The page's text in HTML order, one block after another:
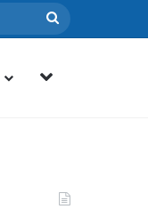
Buscar
MÁS SECCIONES